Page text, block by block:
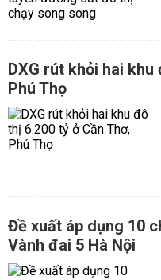
DXG rút khỏi hai
Phú Thọ
Đề xuất áp dụng 10
Vành đai 5 Hà Nội